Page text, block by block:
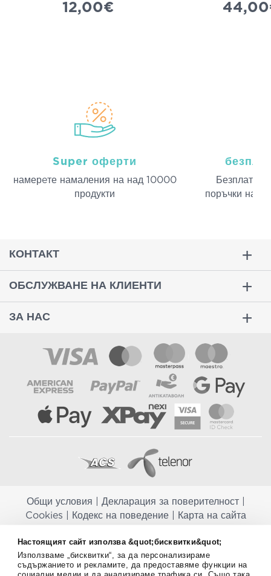
Настоящият сайт използва &quot;бисквитки&quot;
Използваме „бисквитки“, за да персонализираме
съдържанието и рекламите, да предоставяме функции на
12,00€
Super оферти
намерeте намаления на над 10000
продукти
Безплатна
поръчки над
КОНТАКТ
ОБСЛУЖВАНЕ НА КЛИЕНТИ
ЗА НАС
Общи условия Декларация за поверителност|
Cookies
Кодекс на поведение| Карта на сайта
Aptekapromahon.com ви информира, че хранителните добавки не
заместват балансираната диета и не са предназначени за
профилактика, лечение или лечение на човешки заболявания.
Консултирайте се с Вашия лекар, ако сте бременна, кърмите,